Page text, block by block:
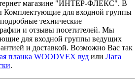
магазине "ИНТЕР-ФЛЕКС". В
Комплектующие для входной группы
технические
и отзывы посетителей. Мы
для входной группы ведущих
и доставкой. Возможно Вас так
планка WOODVEX вуд или Лага
.